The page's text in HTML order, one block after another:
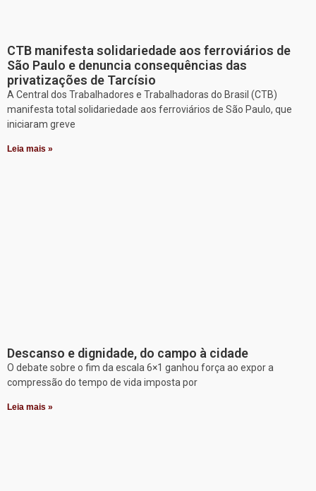
CTB manifesta solidariedade aos ferroviários de
São Paulo e denuncia consequências das
privatizações de Tarcísio
A Central dos Trabalhadores e Trabalhadoras do Brasil (CTB)
manifesta total solidariedade aos ferroviários de São Paulo, que
iniciaram greve
Leia mais »
Descanso e dignidade, do campo à cidade
O debate sobre o fim da escala 6×1 ganhou força ao expor a
compressão do tempo de vida imposta por
Leia mais »